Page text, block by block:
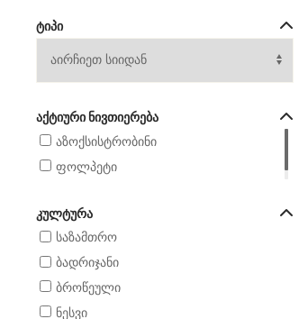
ᲢᲘᲞᲘ
ᲐᲥᲢᲘᲣᲠᲘ ᲜᲘᲕᲗᲘᲔᲠᲔᲑᲐ
აზოქსისტრობინი
ფოლპეტი
ᲙᲣᲚᲢᲣᲠᲐ
საზამთრო
ბადრიჯანი
ბროწეული
ნესვი